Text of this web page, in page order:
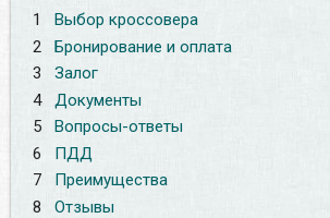
1
Выбор кроссовера
2
Бронирование и оплата
3
Залог
4
Документы
5
Вопросы-ответы
6
ПДД
7
Преимущества
8
Отзывы